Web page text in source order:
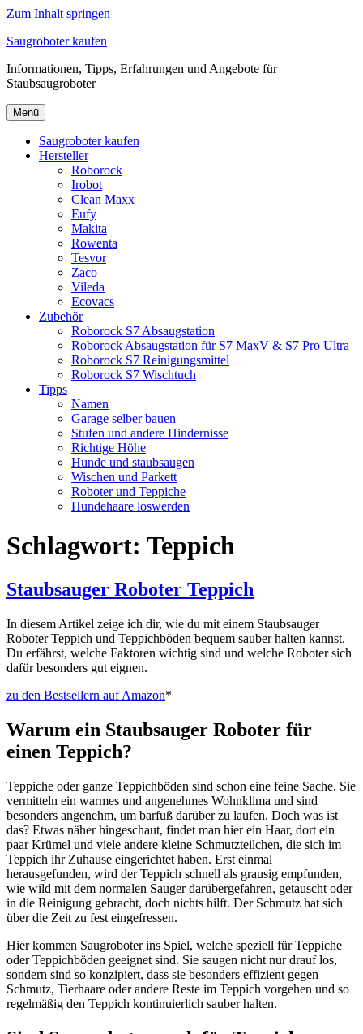
Zum Inhalt springen
Saugroboter kaufen
Informationen, Tipps, Erfahrungen und Angebote für
Staubsaugroboter
Menü
Saugroboter kaufen
Hersteller
Roborock
Irobot
Clean Maxx
Eufy
Makita
Rowenta
Tesvor
Zaco
Vileda
Ecovacs
Zubehör
Roborock S7 Absaugstation
Roborock Absaugstation für S7 MaxV & S7 Pro Ultra
Roborock S7 Reinigungsmittel
Roborock S7 Wischtuch
Tipps
Namen
Garage selber bauen
Stufen und andere Hindernisse
Richtige Höhe
Hunde und staubsaugen
Wischen und Parkett
Roboter und Teppiche
Hundehaare loswerden
Schlagwort: Teppich
Staubsauger Roboter Teppich
In diesem Artikel zeige ich dir, wie du mit einem Staubsauger
Roboter Teppich und Teppichböden bequem sauber halten kannst.
Du erfährst, welche Faktoren wichtig sind und welche Roboter sich
dafür besonders gut eignen.
zu den Bestsellern auf Amazon*
Warum ein Staubsauger Roboter für
einen Teppich?
Teppiche oder ganze Teppichböden sind schon eine feine Sache. Sie
vermitteln ein warmes und angenehmes Wohnklima und sind
besonders angenehm, um barfuß darüber zu laufen. Doch was ist
das? Etwas näher hingeschaut, findet man hier ein Haar, dort ein
paar Krümel und viele andere kleine Schmutzteilchen, die sich im
Teppich ihr Zuhause eingerichtet haben. Erst einmal
herausgefunden, wird der Teppich schnell als grausig empfunden,
wie wild mit dem normalen Sauger darübergefahren, getauscht oder
in die Reinigung gebracht, doch nichts hilft. Der Schmutz hat sich
über die Zeit zu fest eingefressen.
Hier kommen Saugroboter ins Spiel, welche speziell für Teppiche
oder Teppichböden geeignet sind. Sie saugen nicht nur drauf los,
sondern sind so konzipiert, dass sie besonders effizient gegen
Schmutz, Tierhaare oder andere Reste im Teppich vorgehen und so
regelmäßig den Teppich kontinuierlich sauber halten.